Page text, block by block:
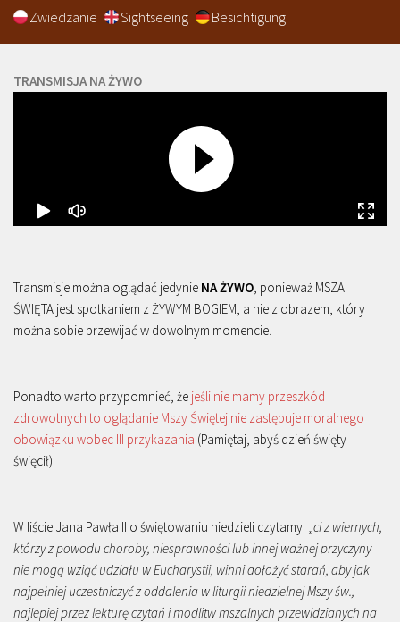
Zwiedzanie Sightseeing Besichtigung
TRANSMISJA NA ŻYWO
Transmisje można oglądać jedynie NA ŻYWO , ponieważ MSZA
ŚWIĘTA jest spotkaniem z ŻYWYM BOGIEM, a nie z obrazem, który
można sobie przewijać w dowolnym momencie.
Ponadto warto przypomnieć, że jeśli nie mamy przeszkód
zdrowotnych to oglądanie Mszy Świętej nie zastępuje moralnego
obowiązku wobec III przykazania (Pamiętaj, abyś dzień święty
święcił).
W liście Jana Pawła II o świętowaniu niedzieli czytamy: „ ci z wiernych,
którzy z powodu choroby, niesprawności lub innej ważnej przyczyny
nie mogą wziąć udziału w Eucharystii, winni dołożyć starań, aby jak
najpełniej uczestniczyć z oddalenia w liturgii niedzielnej Mszy św.,
najlepiej przez lekturę czytań i modlitw mszalnych przewidzianych na